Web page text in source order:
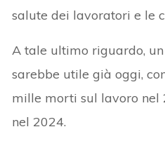
salute dei lavoratori e le
A tale ultimo riguardo,
sarebbe utile già oggi,
mille morti sul lavoro nel
nel 2024.